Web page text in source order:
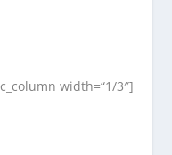
width=“1/3″]